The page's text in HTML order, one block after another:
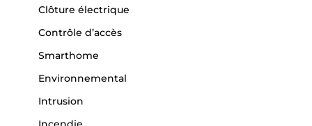
Clôture électrique
Contrôle d’accès
Smarthome
Environnemental
Intrusion